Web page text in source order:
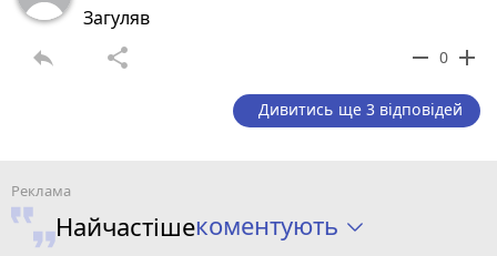
Загуляв
reply share remove 0 add
Дивитись ще 3 відповідей
Найчастішекоментують